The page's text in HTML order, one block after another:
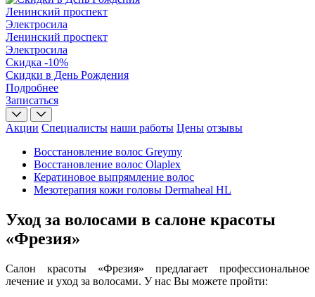
Ленинский проспект
Электросила
Ленинский проспект
Электросила
Скидка -10%
Скидки в День Рождения
Подробнее
Записаться
Акции Специалисты наши работы Цены отзывы
Восстановление волос Greymy
Восстановление волос Olaplex
Кератиновое выпрямление волос
Мезотерапия кожи головы Dermaheal HL
Уход за волосами в салоне красоты
«Фрезия»
Салон красоты «Фрезия» предлагает профессиональное
лечение и уход за волосами. У нас Вы можете пройти: